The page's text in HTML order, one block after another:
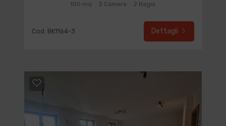
100 mq 2 Camere 2 Bagni
Cod. BK1164-3 Dettagli